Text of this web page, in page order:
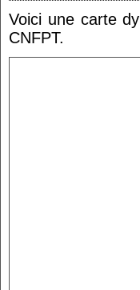
Voici une carte
CNFPT.